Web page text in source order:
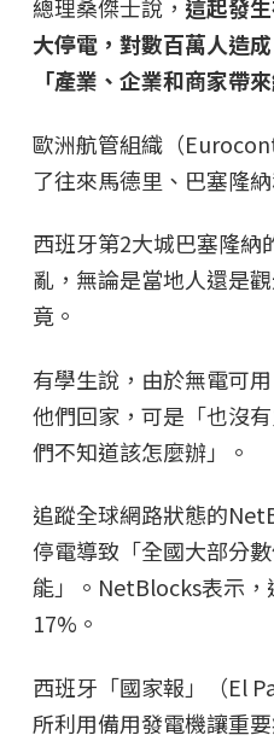
總理桑傑士說， 這起發
大停電，對數百萬人造
「產業、企業和商家帶
歐洲航管組織（
了往來馬德里、巴塞隆
西班牙第2大城巴塞隆納
亂，無論是當地人還是
竟。
有學生說，由於無電可
他們回家，可是「也沒
們不知道該怎麼辦」。
追蹤全球網路狀態的
停電導致「全國大部分
能」。NetBlocks表示，
17%。
西班牙「國家報」（El
所利用備用發電機讓重